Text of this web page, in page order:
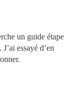
un guide étape
essayé d’en